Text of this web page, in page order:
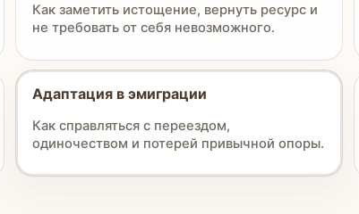
Как заметить истощение, вернуть ресурс и
не требовать от себя невозможного.
Адаптация в эмиграции
Как справляться с переездом,
одиночеством и потерей привычной опоры.